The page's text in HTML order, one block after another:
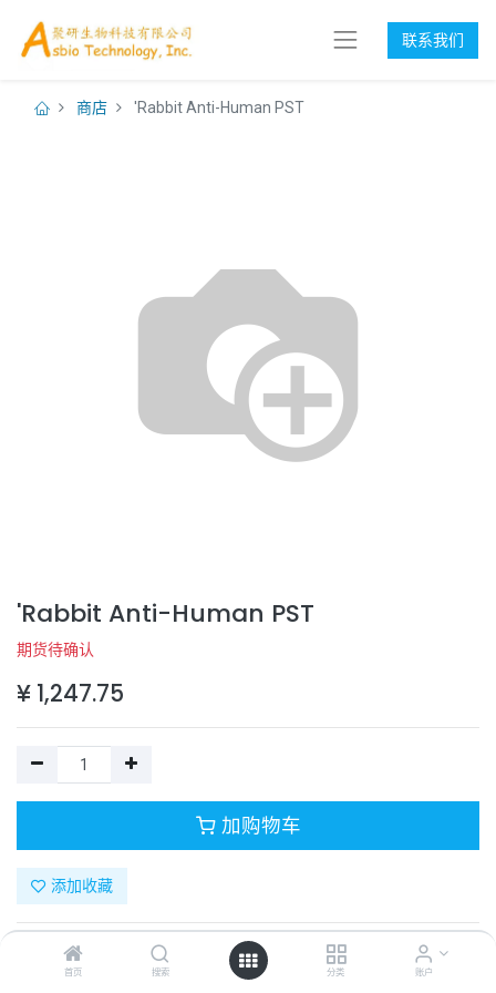
首页 搜索 分类 账户
联系我们
商店 'Rabbit Anti-Human PST
'Rabbit Anti-Human PST
期货待确认
¥ 1,247.75
加购物车
添加收藏
目录号：130-10092-100
计量单位：